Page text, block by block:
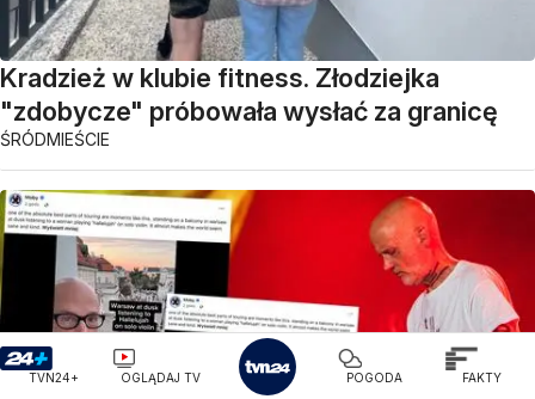
Kradzież w klubie fitness. Złodziejka
"zdobycze" próbowała wysłać za granicę
ŚRÓDMIEŚCIE
TVN24+ OGLĄDAJ TV POGODA FAKTY